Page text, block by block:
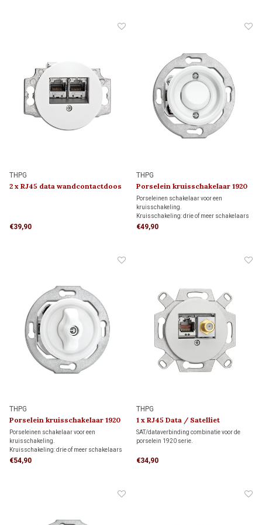
THPG
2 x RJ45 data wandcontactdoos
€39,90
THPG
Porselein kruisschakelaar 1920
Porseleinen schakelaar voor een
kruisschakeling.
Kruisschakeling: drie of meer schakelaars
bedienen samen dezelfde verlichting. De
€49,90
THPG
Porselein kruisschakelaar 1920
Porseleinen schakelaar voor een
kruisschakeling.
Kruisschakeling: drie of meer schakelaars
bedienen samen dezelfde verlichting. De
€54,90
THPG
1 x RJ45 Data / Satelliet
wandcontactdoos 1920
SAT/dataverbinding combinatie voor de
porselein 1920 serie.
€34,90